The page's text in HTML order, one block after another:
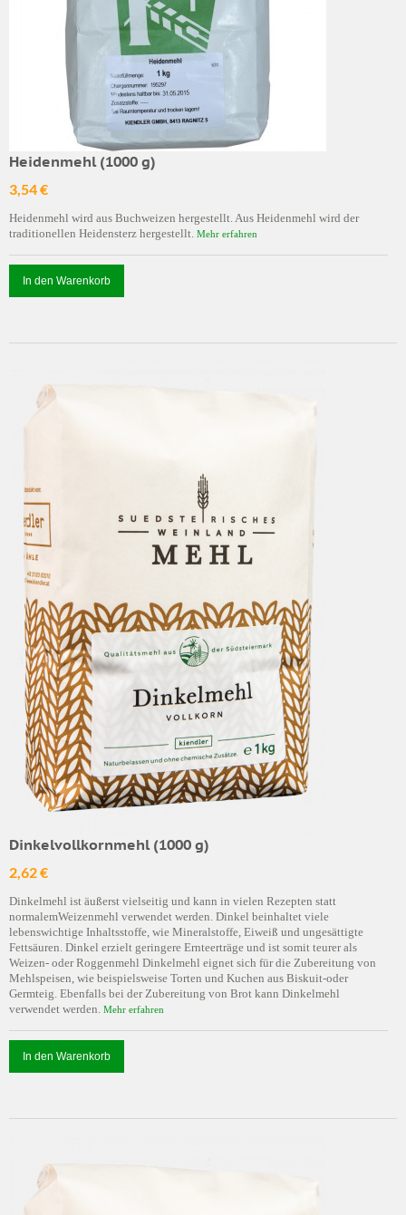
Heidenmehl (1000 g)
3,54 €
Heidenmehl wird aus Buchweizen hergestellt. Aus Heidenmehl wird der
traditionellen Heidensterz hergestellt. Mehr erfahren
In den Warenkorb
Dinkelvollkornmehl (1000 g)
2,62 €
Dinkelmehl ist äußerst vielseitig und kann in vielen Rezepten statt
normalemWeizenmehl verwendet werden. Dinkel beinhaltet viele
lebenswichtige Inhaltsstoffe, wie Mineralstoffe, Eiweiß und ungesättigte
Fettsäuren. Dinkel erzielt geringere Ernteerträge und ist somit teurer als
Weizen- oder Roggenmehl Dinkelmehl eignet sich für die Zubereitung von
Mehlspeisen, wie beispielsweise Torten und Kuchen aus Biskuit-oder
Germteig. Ebenfalls bei der Zubereitung von Brot kann Dinkelmehl
verwendet werden. Mehr erfahren
In den Warenkorb